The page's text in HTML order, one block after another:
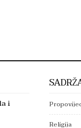
i
Religija